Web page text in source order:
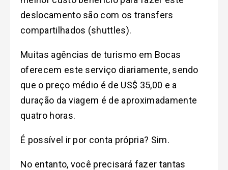
deslocamento são com os transfers
compartilhados (shuttles).
Muitas agências de turismo em Bocas
oferecem este serviço diariamente, sendo
que o preço médio é de US$ 35,00 e a
duração da viagem é de aproximadamente
quatro horas.
É possível ir por conta própria? Sim.
No entanto, você precisará fazer tantas